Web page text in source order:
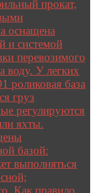
прокат,
оснащена
и системой
перевозимого
воду. У легких
роликовая база
груз
регулируются
яхты.
базой:
выполняться
Как правило,